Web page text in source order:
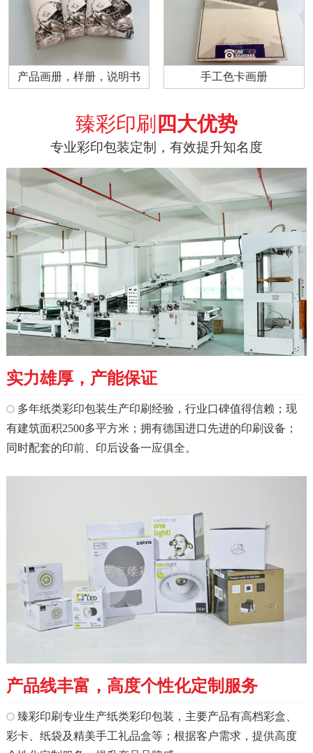
产品画册，样册，说明书 手工色卡画册
臻彩印刷 四大优势
专业彩印包装定制，有效提升知名度
实力雄厚，产能保证
多年纸类彩印包装生产印刷经验，行业口碑值得信赖；现
有建筑面积2500多平方米；拥有德国进口先进的印刷设备；
同时配套的印前、印后设备一应俱全。
产品线丰富，高度个性化定制服务
臻彩印刷专业生产纸类彩印包装，主要产品有高档彩盒、
彩卡、纸袋及精美手工礼品盒等；根据客户需求，提供高度